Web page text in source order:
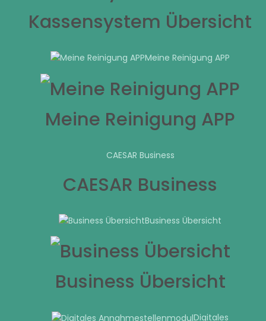
Kassensystem Übersicht
Meine Reinigung APP
Meine Reinigung APP
CAESAR Business
CAESAR Business
Business Übersicht
Business Übersicht
Digitales